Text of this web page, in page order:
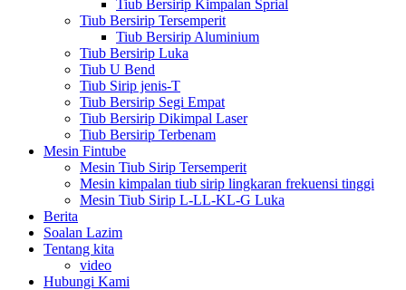
Tiub Bersirip Kimpalan Sprial
Tiub Bersirip Tersemperit
Tiub Bersirip Aluminium
Tiub Bersirip Luka
Tiub U Bend
Tiub Sirip jenis-T
Tiub Bersirip Segi Empat
Tiub Bersirip Dikimpal Laser
Tiub Bersirip Terbenam
Mesin Fintube
Mesin Tiub Sirip Tersemperit
Mesin kimpalan tiub sirip lingkaran frekuensi tinggi
Mesin Tiub Sirip L-LL-KL-G Luka
Berita
Soalan Lazim
Tentang kita
video
Hubungi Kami